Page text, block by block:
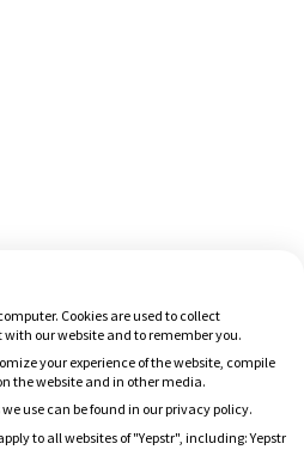
Cookies are used to collect
our website and to remember you.
your experience of the website, compile
the website and in other media.
use can be found in our privacy policy.
to all websites of "Yepstr", including: Yepstr